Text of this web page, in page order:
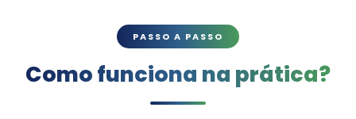
PASSO A PASSO
Como funciona na prática?